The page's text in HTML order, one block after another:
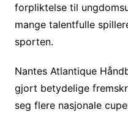
forpliktelse til
mange talentfulle
sporten.
Nantes Atlantique
gjort betydelige
seg flere nasjonale